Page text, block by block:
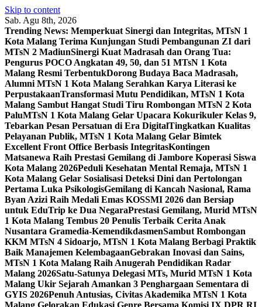
Skip to content
Sab. Agu 8th, 2026
Trending News: Memperkuat Sinergi dan Integritas, MTsN 1
Kota Malang Terima Kunjungan Studi Pembangunan ZI dari
MTsN 2 MadiunSinergi Kuat Madrasah dan Orang Tua:
Pengurus POCO Angkatan 49, 50, dan 51 MTsN 1 Kota
Malang Resmi TerbentukDorong Budaya Baca Madrasah,
Alumni MTsN 1 Kota Malang Serahkan Karya Literasi ke
PerpustakaanTransformasi Mutu Pendidikan, MTsN 1 Kota
Malang Sambut Hangat Studi Tiru Rombongan MTsN 2 Kota
PaluMTsN 1 Kota Malang Gelar Upacara Kokurikuler Kelas 9,
Tebarkan Pesan Persatuan di Era DigitalTingkatkan Kualitas
Pelayanan Publik, MTsN 1 Kota Malang Gelar Bimtek
Excellent Front Office Berbasis IntegritasKontingen
Matsanewa Raih Prestasi Gemilang di Jambore Koperasi Siswa
Kota Malang 2026Peduli Kesehatan Mental Remaja, MTsN 1
Kota Malang Gelar Sosialisasi Deteksi Dini dan Pertolongan
Pertama Luka PsikologisGemilang di Kancah Nasional, Rama
Byan Azizi Raih Medali Emas KOSSMI 2026 dan Bersiap
untuk EduTrip ke Dua NegaraPrestasi Gemilang, Murid MTsN
1 Kota Malang Tembus 20 Penulis Terbaik Cerita Anak
Nusantara Gramedia-KemendikdasmenSambut Rombongan
KKM MTsN 4 Sidoarjo, MTsN 1 Kota Malang Berbagi Praktik
Baik Manajemen KelembagaanGebrakan Inovasi dan Sains,
MTsN 1 Kota Malang Raih Anugerah Pendidikan Radar
Malang 2026Satu-Satunya Delegasi MTs, Murid MTsN 1 Kota
Malang Ukir Sejarah Amankan 3 Penghargaan Sementara di
GYIS 2026Penuh Antusias, Civitas Akademika MTsN 1 Kota
Malang Gelorakan Edukasi Genre Bersama Komisi IX DPR RI